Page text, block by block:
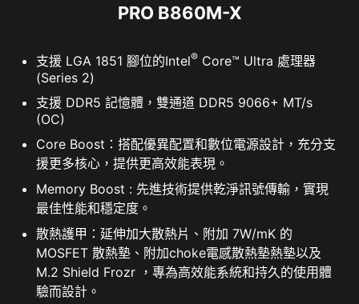
PRO B860M-X
支援 LGA 1851 腳位的Intel® Core™ Ultra 處理器
(Series 2)
支援 DDR5 記憶體，雙通道 DDR5 9066+ MT/s
(OC)
Core Boost：搭配優異配置和數位電源設計，充分支
援更多核心，提供更高效能表現。
Memory Boost : 先進技術提供乾淨訊號傳輸，實現
最佳性能和穩定度。
散熱護甲：延伸加大散熱片、附加 7W/mK 的
MOSFET 散熱墊、附加choke電感散熱墊熱墊以及
M.2 Shield Frozr ，專為高效能系統和持久的使用體
驗而設計。